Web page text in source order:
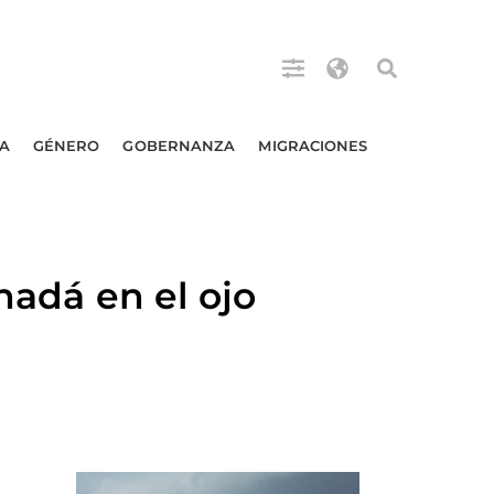
GÉNERO GOBERNANZA MIGRACIONES
en el ojo